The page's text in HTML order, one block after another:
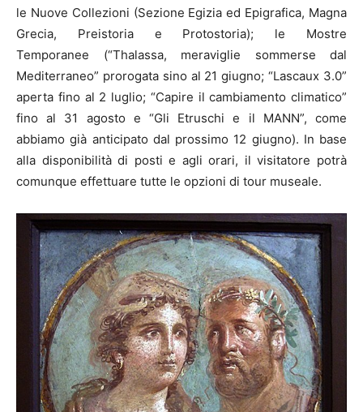
le Nuove Collezioni (Sezione Egizia ed Epigrafica, Magna
Grecia, Preistoria e Protostoria); le Mostre
Temporanee (“Thalassa, meraviglie sommerse dal
Mediterraneo” prorogata sino al 21 giugno; “Lascaux 3.0”
aperta fino al 2 luglio; “Capire il cambiamento climatico”
fino al 31 agosto e “Gli Etruschi e il MANN”, come
abbiamo già anticipato dal prossimo 12 giugno). In base
alla disponibilità di posti e agli orari, il visitatore potrà
comunque effettuare tutte le opzioni di tour museale.